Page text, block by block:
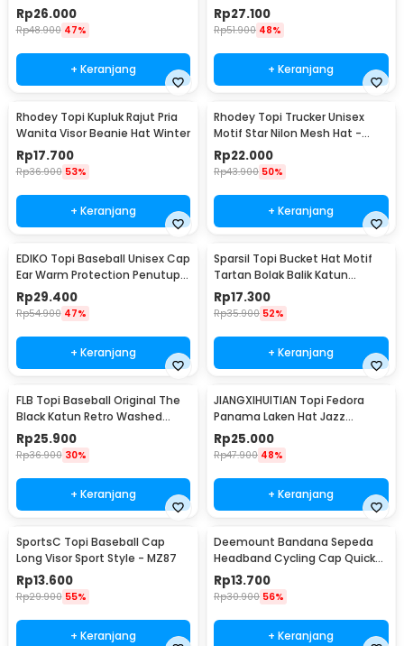
Rp26.000
Rp48.900 47%
+ Keranjang
Rp27.100
Rp51.900 48%
+ Keranjang
Rhodey Topi Kupluk Rajut Pria
Wanita Visor Beanie Hat Winter
Rp17.700
Rp36.900 53%
+ Keranjang
Rhodey Topi Trucker Unisex
Motif Star Nilon Mesh Hat -
SMT-ZHL23
Rp22.000
Rp43.900 50%
+ Keranjang
EDIKO Topi Baseball Unisex Cap
Ear Warm Protection Penutup
Telinga - K515
Rp29.400
Rp54.900 47%
+ Keranjang
Sparsil Topi Bucket Hat Motif
Tartan Bolak Balik Katun
Poliester - BH58
Rp17.300
Rp35.900 52%
+ Keranjang
FLB Topi Baseball Original The
Black Katun Retro Washed
Style Cap - F122
Rp25.900
Rp36.900 30%
+ Keranjang
JIANGXIHUITIAN Topi Fedora
Panama Laken Hat Jazz
Classic Vintage - FS-219
Rp25.000
Rp47.900 48%
+ Keranjang
SportsC Topi Baseball Cap
Long Visor Sport Style - MZ87
Rp13.600
Rp29.900 55%
+ Keranjang
Deemount Bandana Sepeda
Headband Cycling Cap Quick
Dry - 22019
Rp13.700
Rp30.900 56%
+ Keranjang